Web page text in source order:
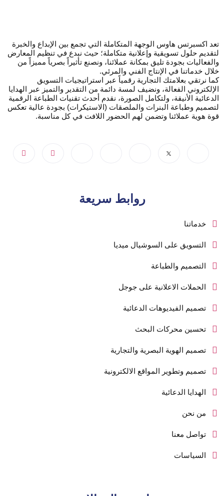
تعد اكسبرتس هاوس الوجهة المتكاملة التي تجمع بين الإبداع والخبرة
لتقديم حلول تسويقية وإعلانية متكاملة؛ حيث نبدع في تنظيم المعارض
والفعاليات بجودة تليق بمكانة عملائنا، ونصنع تأثيراً بصرياً مميزاً من
خلال خدماتنا في الإنتاج الفني والمرئي.
كما نرتقي بعلامتك التجارية رقمياً عبر استراتيجيات التسويق
الإلكتروني الفعالة، ونضيف لمسة دائمة من التقدير والتميز عبر الهدايا
الدعائية الأنيقة، ولتكامل الصورة، نقدم أحدث تقنيات الطباعة الرقمية
لتصميم وطباعة البنرات والملصقات (الاستيكرات) بجودة عالية تعكس
قوة هوية عملائنا وتضمن لهم الحضور اللافت في كل مناسبة.
روابط سريعة
خدماتنا
التسويق على السوشيال ميديا
التصميم والطباعة
الحملات الاعلانية على جوجل
تصميم الفيديوهات الدعائية
تحسين محركات البحث
تصميم الهوية البصرية والتجارية
تصميم وتطوير المواقع الالكترونية
الهدايا الدعائية
من نحن
تواصل معنا
السياسات